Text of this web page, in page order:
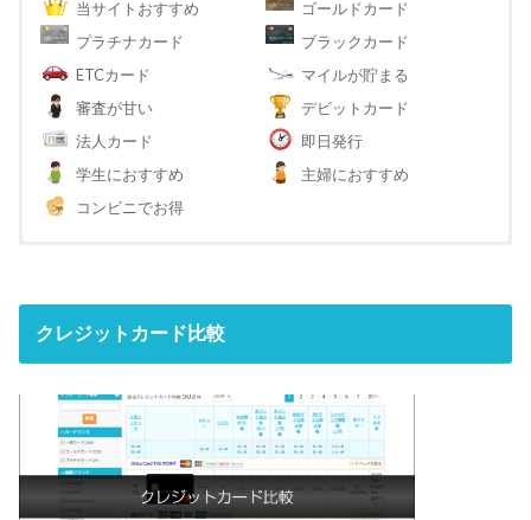
当サイトおすすめ
ゴールドカード
プラチナカード
ブラックカード
ETCカード
マイルが貯まる
審査が甘い
デビットカード
法人カード
即日発行
学生におすすめ
主婦におすすめ
コンビニでお得
クレジットカード比較